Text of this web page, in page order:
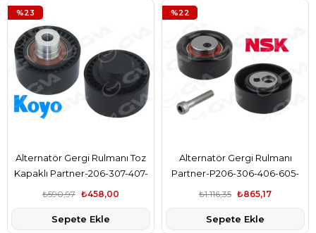
Alternatör Gergi Rulmanı Toz
Kapaklı Partner-206-307-407-
Berlıngo-C2-C3-C4-Fıesta V
₺458,00
₺590,97
Sepete Ekle
%23
Alternatör Gergi Rulmanı
Partner-P206-306-406-605-
806-Expert-Berlıngo-C5-C8-
₺865,17
₺1.116,35
Sepete Ekle
%22